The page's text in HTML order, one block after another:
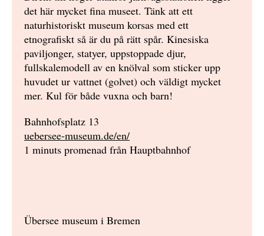
det här mycket fina museet. Tänk att ett
naturhistoriskt museum korsas med ett
etnografiskt så är du på rätt spår. Kinesiska
paviljonger, statyer, uppstoppade djur,
fullskalemodell av en knölval som sticker upp
huvudet ur vattnet (golvet) och väldigt mycket
mer. Kul för både vuxna och barn!
Bahnhofsplatz 13
uebersee-museum.de/en/
1 minuts promenad från Hauptbahnhof
Übersee museum i Bremen